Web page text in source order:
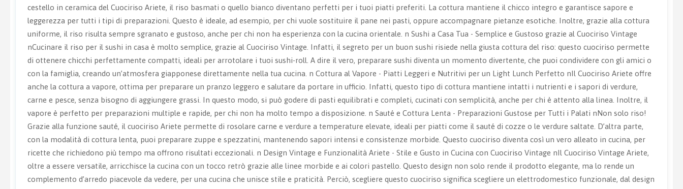
cestello in ceramica del Cuociriso Ariete, il riso basmati o quello bianco diventano perfetti per i tuoi piatti preferiti. La cottura mantiene il chicco integro e garantisce sapore e
leggerezza per tutti i tipi di preparazioni. Questo è ideale, ad esempio, per chi vuole sostituire il pane nei pasti, oppure accompagnare pietanze esotiche. Inoltre, grazie alla cottura
uniforme, il riso risulta sempre sgranato e gustoso, anche per chi non ha esperienza con la cucina orientale. n Sushi a Casa Tua - Semplice e Gustoso grazie al Cuociriso Vintage
nCucinare il riso per il sushi in casa è molto semplice, grazie al Cuociriso Vintage. Infatti, il segreto per un buon sushi risiede nella giusta cottura del riso: questo cuociriso permette
di ottenere chicchi perfettamente compatti, ideali per arrotolare i tuoi sushi-roll. A dire il vero, preparare sushi diventa un momento divertente, che puoi condividere con gli amici o
con la famiglia, creando un’atmosfera giapponese direttamente nella tua cucina. n Cottura al Vapore - Piatti Leggeri e Nutritivi per un Light Lunch Perfetto nIl Cuociriso Ariete offre
anche la cottura a vapore, ottima per preparare un pranzo leggero e salutare da portare in ufficio. Infatti, questo tipo di cottura mantiene intatti i nutrienti e i sapori di verdure,
carne e pesce, senza bisogno di aggiungere grassi. In questo modo, si può godere di pasti equilibrati e completi, cucinati con semplicità, anche per chi è attento alla linea. Inoltre, il
vapore è perfetto per preparazioni multiple e rapide, per chi non ha molto tempo a disposizione. n Sauté e Cottura Lenta - Preparazioni Gustose per Tutti i Palati nNon solo riso!
Grazie alla funzione sauté, il cuociriso Ariete permette di rosolare carne e verdure a temperature elevate, ideali per piatti come il sauté di cozze o le verdure saltate. D’altra parte,
con la modalità di cottura lenta, puoi preparare zuppe e spezzatini, mantenendo sapori intensi e consistenze morbide. Questo cuociriso diventa così un vero alleato in cucina, per
ricette che richiedono più tempo ma offrono risultati eccezionali. n Design Vintage e Funzionalità Ariete - Stile e Gusto in Cucina con Cuociriso Vintage nIl Cuociriso Vintage Ariete,
oltre a essere versatile, arricchisce la cucina con un tocco retrò grazie alle linee morbide e ai colori pastello. Questo design non solo rende il prodotto elegante, ma lo rende un
complemento d’arredo piacevole da vedere, per una cucina che unisce stile e praticità. Perciò, scegliere questo cuociriso significa scegliere un elettrodomestico funzionale, dal design